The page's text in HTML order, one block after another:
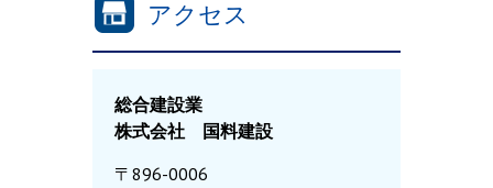
アクセス
総合建設業
株式会社 国料建設
〒896-0006